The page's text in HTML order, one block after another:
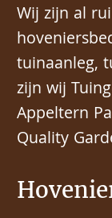
Wij zijn al
tuinaanleg,
zijn wij
Appeltern
Quality